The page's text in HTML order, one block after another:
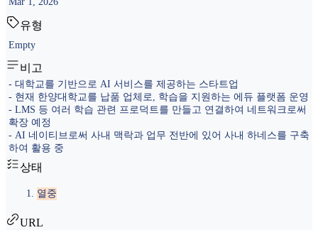
유형
Empty
비고
- 대학교를 기반으로 AI 서비스를 제공하는 스타트업
- 현재 한양대학교를 납품 업체로, 학습을 지원하는 에듀 플랫폼 운영
- LMS 등 여러 학습 관련 프로덕트를 만들고 연결하여 네트워크로써
확장 예정
- AI 네이티브로써 사내 맥락과 업무 전반에 있어 사내 하네스를 구축
하여 활용 중
상태
열중
URL